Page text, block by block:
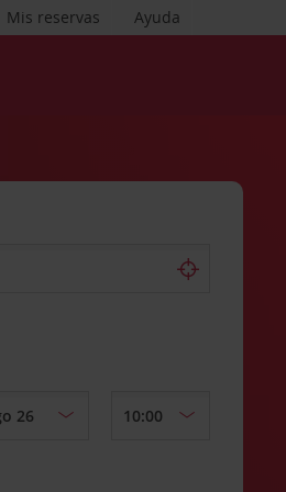
Ayuda
Mis reservas